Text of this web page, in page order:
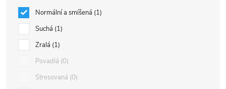
Normální a smíšená 1
Suchá 1
Zralá 1
Povadlá 0
Stresovaná 0